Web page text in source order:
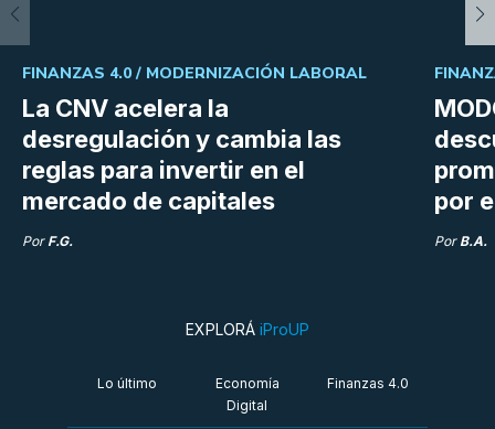
La CNV acelera la
desregulación y cambia las
reglas para invertir en el
mercado de capitales
FINANZAS 4.0 / MODERNIZACIÓN LABORAL
Por F.G.
por
Por B.A.
EXPLORÁ iProUP
Lo último
Economía
Digital
Finanzas 4.0